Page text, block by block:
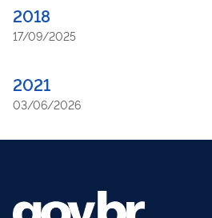
2018
17/09/2025
2021
03/06/2026